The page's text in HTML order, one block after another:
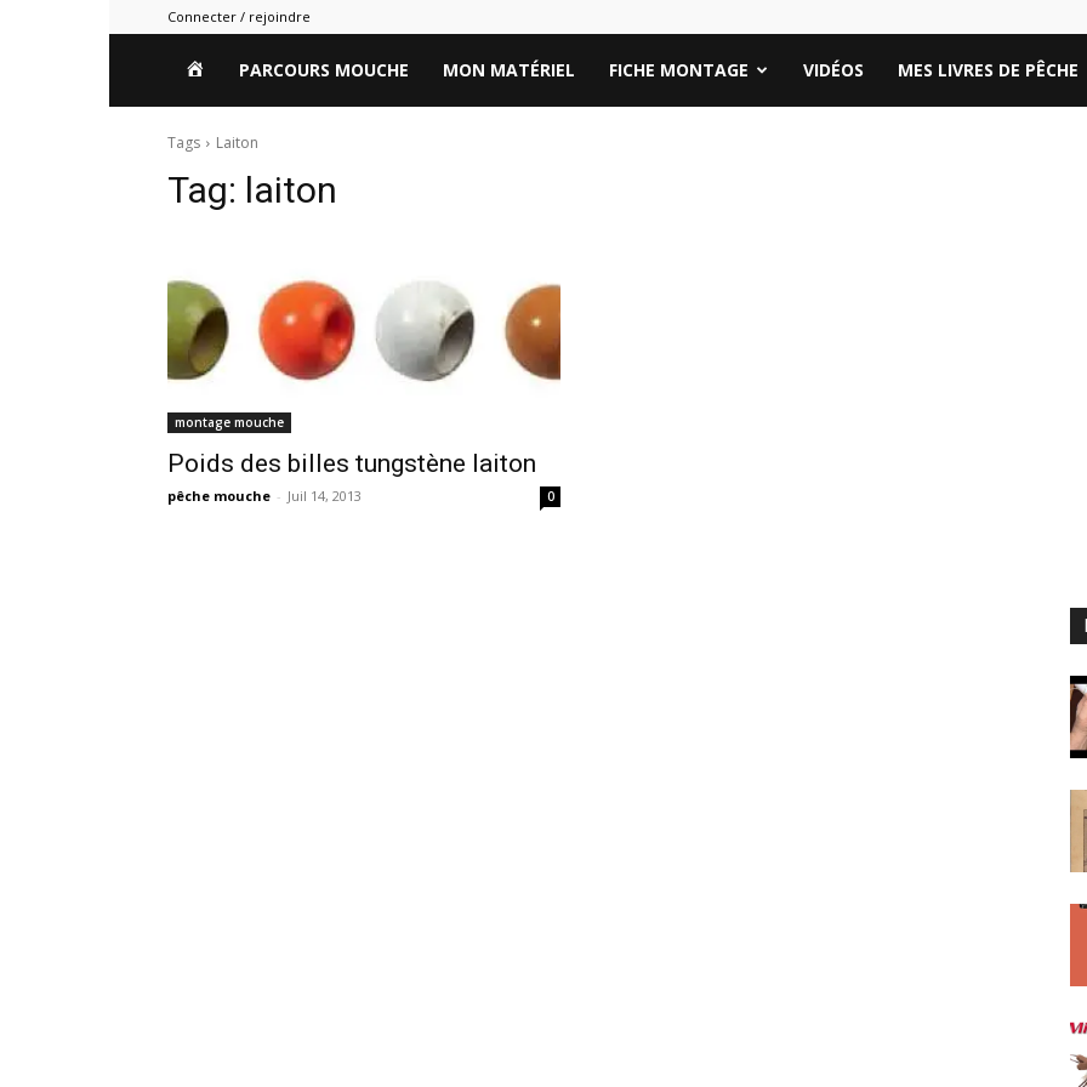
Connecter / rejoindre
HOMEPARCOURS MOUCHE MON MATÉRIEL FICHE MONTAGE VIDÉOS MES LIVRES DE PÊCHE
Tags Laiton
Tag: laiton
montage mouche
Poids des billes tungstène laiton
pêche mouche - Juil 14, 2013 0